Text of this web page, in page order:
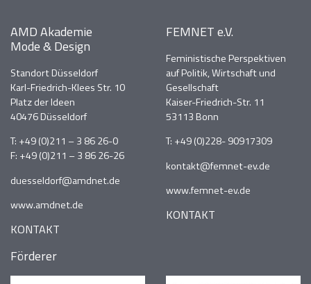
AMD Akademie
Mode & Design
Standort Düsseldorf
Karl-Friedrich-Klees Str. 10
Platz der Ideen
40476 Düsseldorf
T: +49 (0)211 – 3 86 26-0
F: +49 (0)211 – 3 86 26-26
duesseldorf@amdnet.de
www.amdnet.de
KONTAKT
FEMNET e.V.
Feministische Perspektiven
auf Politik, Wirtschaft und
Gesellschaft
Kaiser-Friedrich-Str. 11
53113 Bonn
T: +49 (0)228- 90917309
kontakt@femnet-ev.de
www.femnet-ev.de
KONTAKT
Förderer